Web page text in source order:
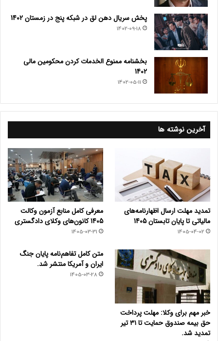
پخش سریال دهن لق در شبکه پنج در زمستان 1402
1402-09-18
بخشنامه ممنوع الخدمات کردن محکومین مالی
1402
1402-05-11
آخرین نوشته ها
تمدید مهلت ارسال اظهارنامه‌های
مالیاتی تا پایان تابستان 1405
1405-04-02
معرفی کامل منابع آزمون وکالت
1405 کانون‌های وکلای دادگستری
1405-03-31
خبر مهم برای وکلا: مهلت پرداخت
حق بیمه صندوق حمایت تا ۳۱ تیر
تمدید شد.
متن کامل تفاهم‌نامه پایان جنگ
ایران و آمریکا منتشر شد.
1405-03-28